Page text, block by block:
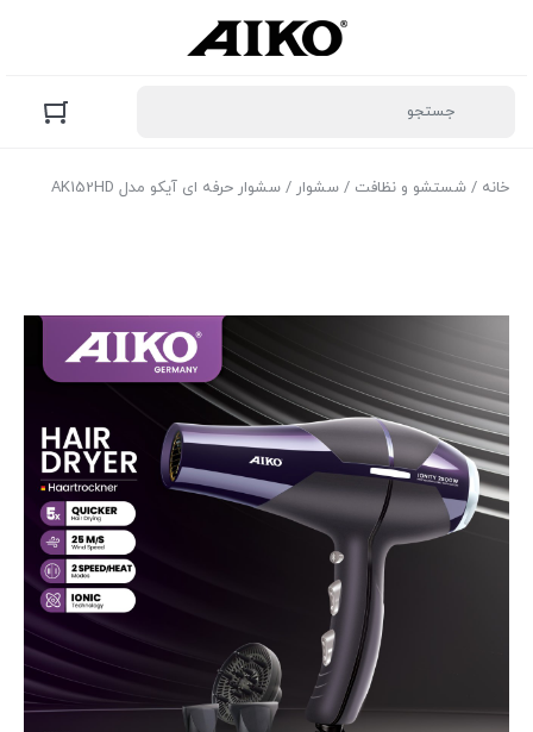
خانه / شستشو و نظافت / سشوار / سشوار حرفه ای آیکو مدل AK152HD